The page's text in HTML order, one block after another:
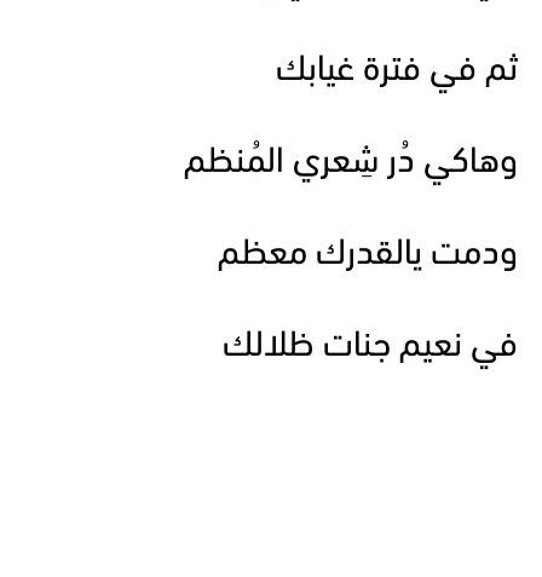
ثم في فترة غيابك
وهاكي دُر شِعري المُنظم
ودمت يالقدرك معظم
في نعيم جنات ظلالك